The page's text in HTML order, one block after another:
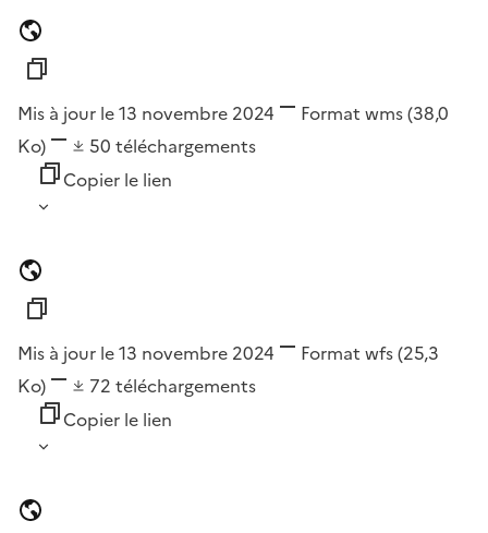
Mis à jour le 13 novembre 2024 Format wms(38,0
Ko)
50 téléchargements
Copier le lien
Mis à jour le 13 novembre 2024 Format wfs(25,3
Ko)
72 téléchargements
Copier le lien